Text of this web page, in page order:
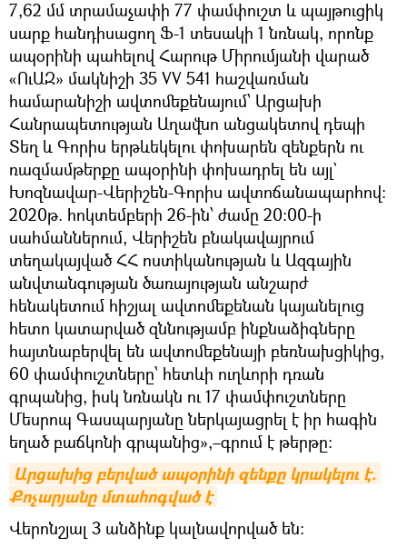
7,62 մմ տրամաչափի 77 փամփուշտ և պայթուցիկ
սարք հանդիսացող Ֆ-1 տեսակի 1 նռնակ, որոնք
ապօրինի պահելով Հարութ Միրումյանի վարած
«ՈւԱԶ» մակնիշի 35 VV 541 հաշվառման
համարանիշի ավտոմեքենայում՝ Արցախի
Հանրապետության Աղավնո անցակետով դեպի
Տեղ և Գորիս երթևեկելու փոխարեն զենքերն ու
ռազմամթերքը ապօրինի փոխադրել են այլ`
Խոզնավար-Վերիշեն-Գորիս ավտոճանապարհով։
2020թ. հոկտեմբերի 26-ին՝ ժամը 20։00-ի
սահմաններում, Վերիշեն բնակավայրում
տեղակայված ՀՀ ոստիկանության և Ազգային
անվտանգության ծառայության անշարժ
հենակետում հիշյալ ավտոմեքենան կայանելուց
հետո կատարված զննությամբ ինքնաձիգները
հայտնաբերվել են ավտոմեքենայի բեռնախցիկից,
60 փամփուշտները՝ հետևի ուղևորի դռան
գրպանից, իսկ նռնակն ու 17 փամփուշտները
Մեսրոպ Գասպարյանը ներկայացրել է իր հագին
եղած բաճկոնի գրպանից»,–գրում է թերթը:
Արցախից բերված ապօրինի զենքը կրակելու է.
Քոչարյանը մտահոգված է
Վերոնշյալ 3 անձինք կալնավորված են: